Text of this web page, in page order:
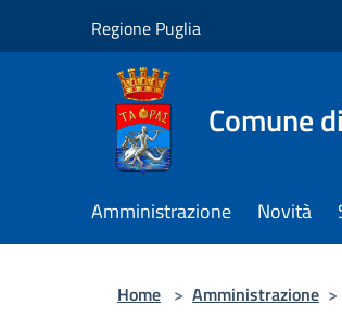
Regione Puglia
Comune
Amministrazione Novità
Home > Amministrazione >